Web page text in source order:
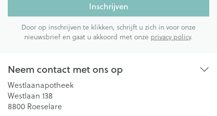
Inschrijven
Door op inschrijven te klikken, schrijft u zich in voor onze
nieuwsbrief en gaat u akkoord met onze privacy policy.
Neem contact met ons op
Westlaanapotheek
Westlaan 138
8800 Roeselare